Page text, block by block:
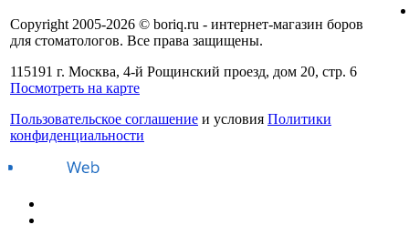
Copyright 2005-2026 © boriq.ru - интернет-магазин боров
для стоматологов. Все права защищены.
115191 г. Москва, 4-й Рощинский проезд, дом 20, стр. 6
Посмотреть на карте
Пользовательское соглашение и условия Политики
конфиденциальности